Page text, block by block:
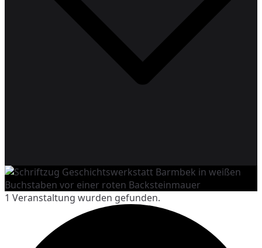
Geschichtswerkstatt Barmbek
Geschichte lebendig erleben
1 Veranstaltung wurden gefunden.